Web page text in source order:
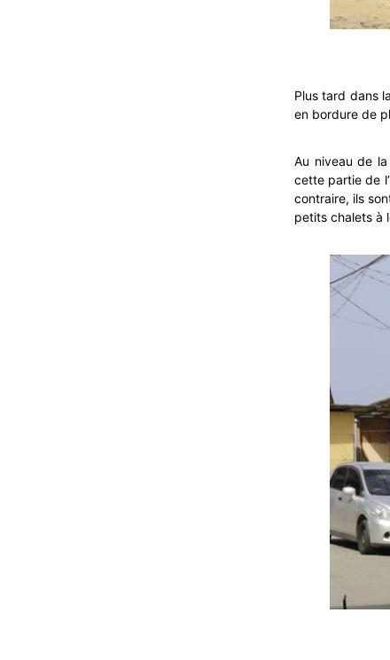
Plus tard dans
en bordure de
Au niveau de la
cette partie de
contraire, ils
petits chalets à